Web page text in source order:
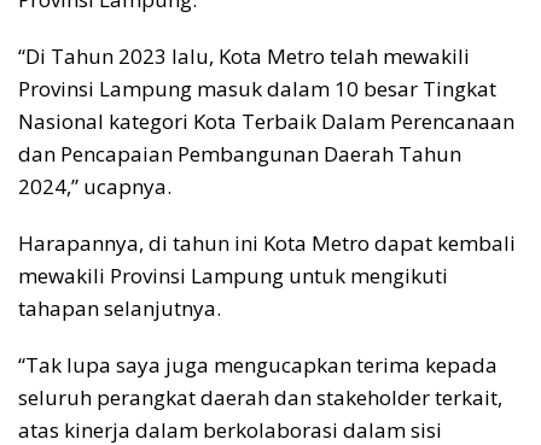
“Di Tahun 2023 lalu, Kota Metro telah mewakili
Provinsi Lampung masuk dalam 10 besar Tingkat
Nasional kategori Kota Terbaik Dalam Perencanaan
dan Pencapaian Pembangunan Daerah Tahun
2024,” ucapnya.
Harapannya, di tahun ini Kota Metro dapat kembali
mewakili Provinsi Lampung untuk mengikuti
tahapan selanjutnya.
“Tak lupa saya juga mengucapkan terima kepada
seluruh perangkat daerah dan stakeholder terkait,
atas kinerja dalam berkolaborasi dalam sisi